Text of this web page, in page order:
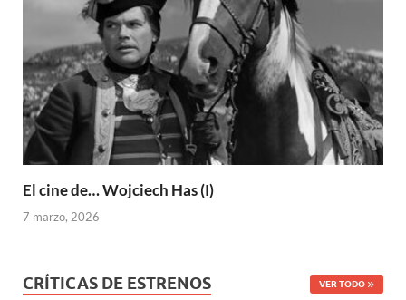
El cine de… Wojciech Has (I)
7 marzo, 2026
CRÍTICAS DE ESTRENOS VER TODO